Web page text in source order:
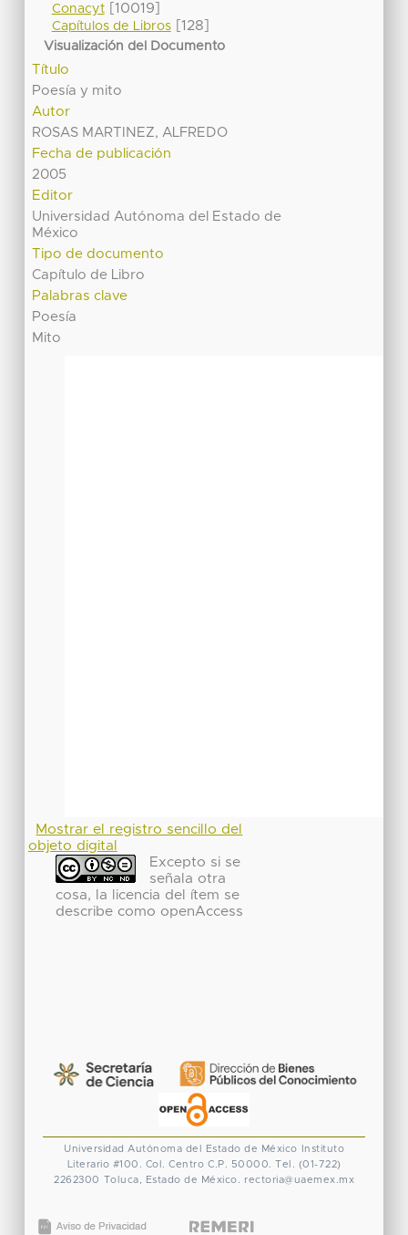
Conacyt[10019]
Capítulos de Libros[128]
Visualización del Documento
Título
Poesía y mito
Autor
ROSAS MARTINEZ, ALFREDO
Fecha de publicación
2005
Editor
Universidad Autónoma del Estado de
México
Tipo de documento
Capítulo de Libro
Palabras clave
Poesía
Mito
Mostrar el registro sencillo del
objeto digital
Excepto si se
señala otra
cosa, la licencia del ítem se
describe como openAccess
Universidad Autónoma del Estado de México
Instituto
Literario #100. Col. Centro C.P. 50000. Tel. (01-722)
2262300 Toluca, Estado de México. rectoria@uaemex.mx